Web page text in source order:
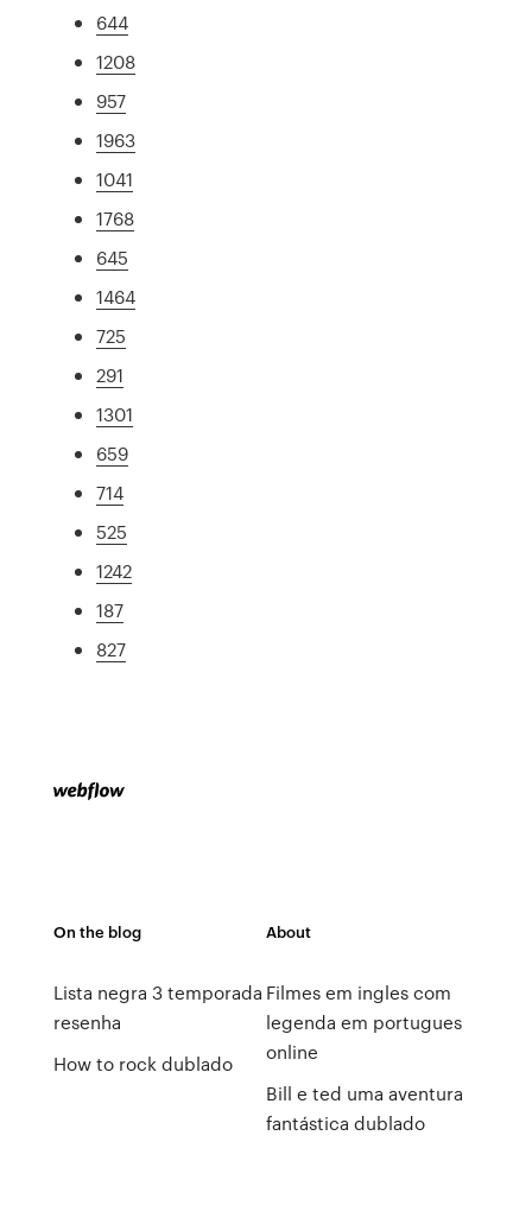
644
1208
957
1963
1041
1768
645
1464
725
291
1301
659
714
525
1242
187
827
On the blog
Lista negra 3 temporada
resenha
How to rock dublado
About
Filmes em ingles com
legenda em portugues
online
Bill e ted uma aventura
fantástica dublado